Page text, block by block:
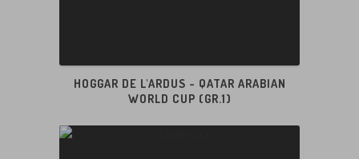
HOGGAR DE L'ARDUS - QATAR ARABIAN
WORLD CUP (GR.1)
EN SAVOIR +